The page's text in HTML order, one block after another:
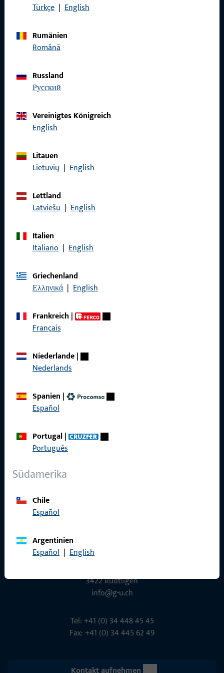
Türkçe | English
Rumänien
Română
Russland
русский
Vereinigtes Königreich
English
Litauen
Lietuvių | English
Lettland
Latviešu | English
Italien
Italiano | English
Griechenland
Ελληνικά | English
Frankreich|
Français
Niederlande|
Nederlands
Spanien |
Español
Portugal|
Português
Südamerika
Chile
Español
Argentinien
Español | English
Datenschutz
ProPoint-Serviceportal
Gretsch-Unitas AG
3422 Rüdt­ligen
info@g-u.ch
Tel: +41 (0) 34 448 45 45
Fax: +41 (0) 34 445 62 49